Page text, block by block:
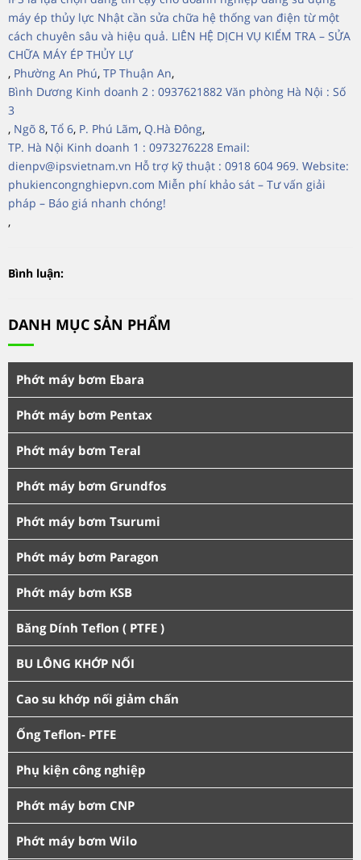
máy ép thủy lực Nhật cần sửa chữa hệ thống van điện từ một
cách chuyên sâu và hiệu quả. LIÊN HỆ DỊCH VỤ KIỂM TRA – SỬA
CHỮA MÁY ÉP THỦY LỰ
, Phường An Phú, TP Thuận An,
Bình Dương Kinh doanh 2 : 0937621882 Văn phòng Hà Nội : Số
3
, Ngõ 8, Tổ 6, P. Phú Lãm, Q.Hà Đông,
TP. Hà Nội Kinh doanh 1 : 0973276228 Email:
dienpv@ipsvietnam.vn Hỗ trợ kỹ thuật : 0918 604 969. Website:
phukiencongnghiepvn.com Miễn phí khảo sát – Tư vấn giải
pháp – Báo giá nhanh chóng!
,
Bình luận:
DANH MỤC SẢN PHẨM
Phớt máy bơm Ebara
Phớt máy bơm Pentax
Phớt máy bơm Teral
Phớt máy bơm Grundfos
Phớt máy bơm Tsurumi
Phớt máy bơm Paragon
Phớt máy bơm KSB
Băng Dính Teflon ( PTFE )
BU LÔNG KHỚP NỐI
Cao su khớp nối giảm chấn
Ống Teflon- PTFE
Phụ kiện công nghiệp
Phớt máy bơm CNP
Phớt máy bơm Wilo